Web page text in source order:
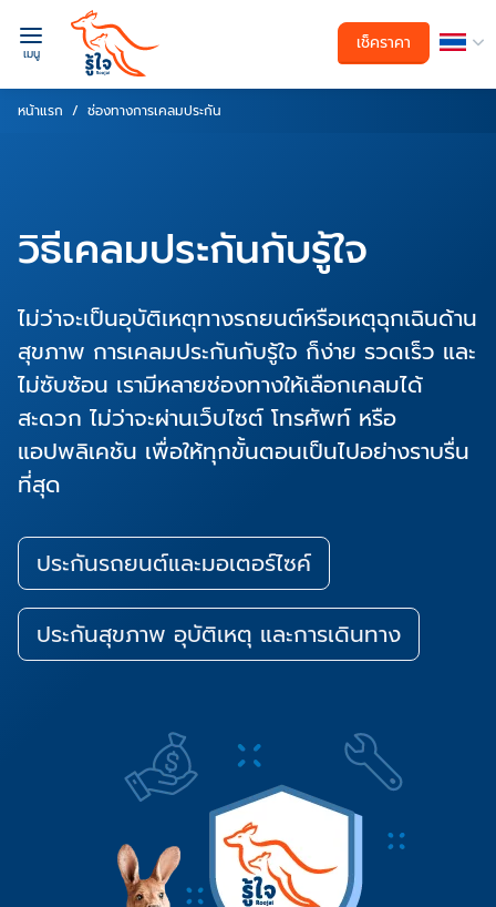
เมนู เช็คราคา
หน้าแรก ช่องทางการเคลมประกัน
วิธีเคลมประกันกับรู้ใจ
ไม่ว่าจะเป็นอุบัติเหตุทางรถยนต์หรือเหตุฉุกเฉินด้าน
สุขภาพ การเคลมประกันกับรู้ใจ ก็ง่าย รวดเร็ว และ
ไม่ซับซ้อน เรามีหลายช่องทางให้เลือกเคลมได้
สะดวก ไม่ว่าจะผ่านเว็บไซต์ โทรศัพท์ หรือ
แอปพลิเคชัน เพื่อให้ทุกขั้นตอนเป็นไปอย่างราบรื่น
ที่สุด
ประกันรถยนต์และมอเตอร์ไซค์
ประกันสุขภาพ อุบัติเหตุ และการเดินทาง